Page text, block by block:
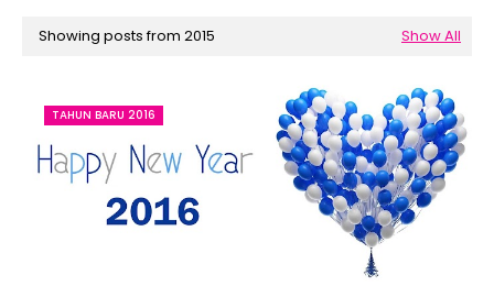
Showing posts from 2015 Show All
TAHUN BARU 2016